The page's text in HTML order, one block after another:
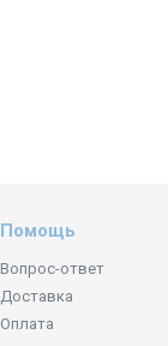
Помощь
Вопрос-ответ
Доставка
Оплата